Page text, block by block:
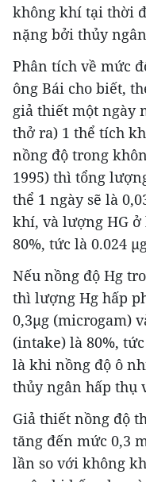
không khí tại thời
nặng bởi thủy
Phân tích về mức
ông Bái cho biết,
giả thiết một ngày
thở ra) 1 thể tích
nồng độ trong
1995) thì tổng
thể 1 ngày sẽ là
khí, và lượng HG
80%, tức là 0.024
Nếu nồng độ Hg
thì lượng Hg hấp
0,3µg (microgam)
(intake) là 80%,
là khi nồng độ ô
thủy ngân hấp thụ
Giả thiết nồng độ
tăng đến mức 0,3
lần so với không